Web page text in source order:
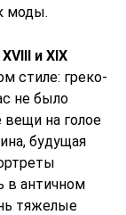
моды.
и XIX
стиле: греко-
не было
вещи на голое
будущая
в античном
тяжелые